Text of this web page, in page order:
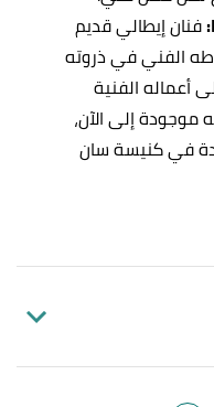
فنان إيطالي قديم
وكان نشاطه الفني في ذروته
الفنية
موجودة إلى الآن،
في كنيسة سان